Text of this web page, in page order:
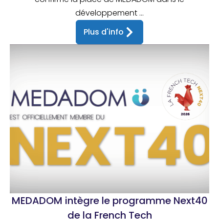
développement ...
Plus d'info
MEDADOM intègre le programme Next40
de la French Tech